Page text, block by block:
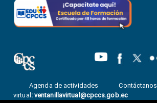
Agenda de actividades Contáctanos
virtual : ventanillavirtual@cpccs.gob.ec